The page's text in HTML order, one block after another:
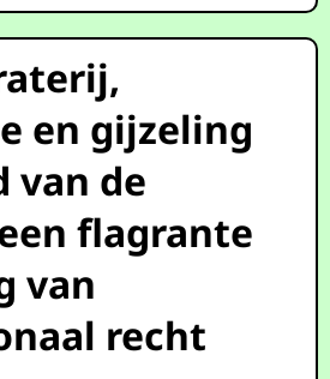
en gijzeling
van de
flagrante
van
recht